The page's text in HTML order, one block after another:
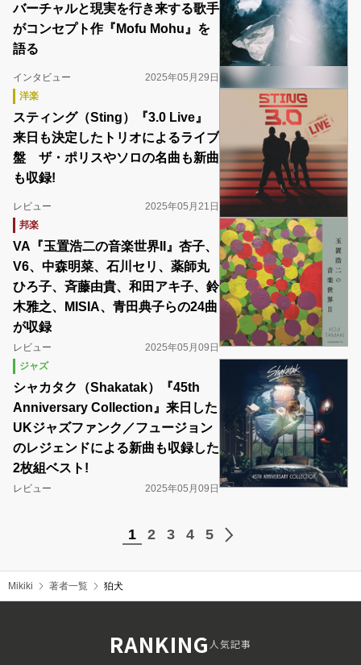
バーチャルと現実を行き来する歌手
がコンセプト作『Mofu Mohu』を
語る
インタビュー
2025年05月29日
洋楽
スティング（Sting）『3.0 Live』
来日も決定したトリオによるライブ
盤 ザ・ポリスやソロの名曲も新曲
も収録!
レビュー
2025年05月21日
邦楽
VA『玉置浩二の音楽世界II』杏子、
V6、中森明菜、石川セリ、薬師丸
ひろ子、斉藤由貴、和田アキ子、鈴
木雅之、MISIA、青田典子らの24曲
が収録
レビュー
2025年05月09日
ジャズ
シャカタク（Shakatak）『45th
Anniversary Collection』来日した
UKジャズファンク／フュージョン
のレジェンドによる新曲も収録した
2枚組ベスト!
レビュー 2025年05月09日
1 2 3 4 5
Mikiki 著者一覧 狛犬
RANKING人気記事